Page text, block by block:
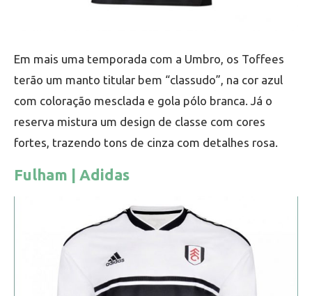
Em mais uma temporada com a Umbro, os Toffees
terão um manto titular bem “classudo”, na cor azul
com coloração mesclada e gola pólo branca. Já o
reserva mistura um design de classe com cores
fortes, trazendo tons de cinza com detalhes rosa.
Fulham | Adidas